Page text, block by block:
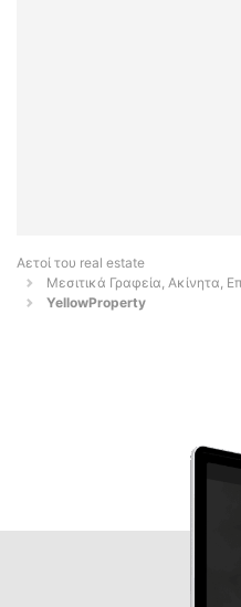
Αετοί του real estate
Μεσιτικά Γραφεία, Ακίνητα,
YellowProperty